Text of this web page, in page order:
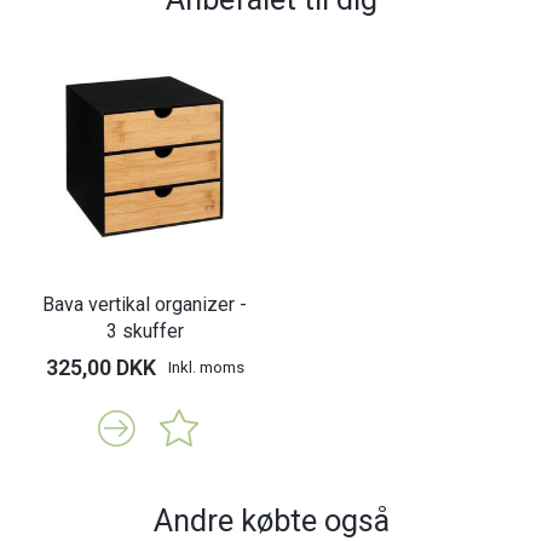
Bava vertikal organizer -
3 skuffer
325,00 DKK Inkl. moms
Andre købte også